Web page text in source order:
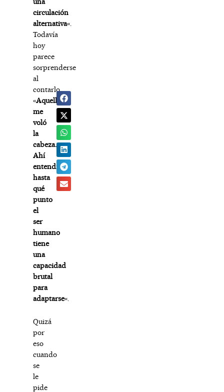
circulación
alternativa«.
Todavía
hoy
parece
sorprenderse
al
contarlo.
«Aquello
me
voló
la
cabeza.
Ahí
entendí
hasta
qué
punto
el
ser
humano
tiene
una
capacidad
brutal
para
adaptarse«.
Quizá
por
eso
cuando
se
le
pide